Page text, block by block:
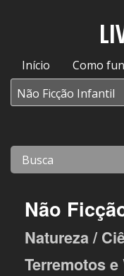
Início Como
Não
Natureza /
Terremotos